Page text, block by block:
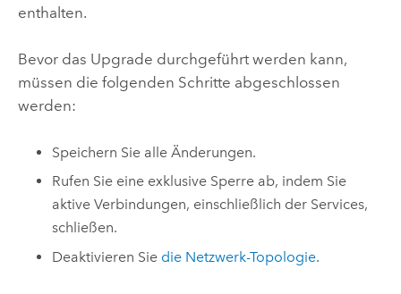
enthalten.
Bevor das Upgrade durchgeführt werden kann,
müssen die folgenden Schritte abgeschlossen
werden:
Speichern Sie alle Änderungen.
Rufen Sie eine exklusive Sperre ab, indem Sie
aktive Verbindungen, einschließlich der Services,
schließen.
Deaktivieren Sie die Netzwerk-Topologie.